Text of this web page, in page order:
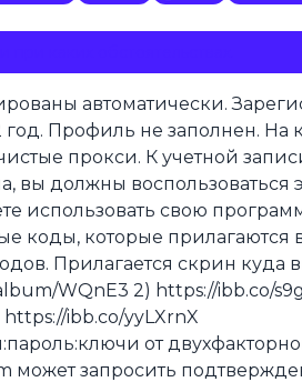
автоматически.
Профиль не заполнен. На
прокси. К учетной
вы должны
использовать свою
коды, которые прилагаются
Прилагается скрин
WQnE3 2) https://ibb.co/
ibb.co/yyLXrnX
от
может запросить